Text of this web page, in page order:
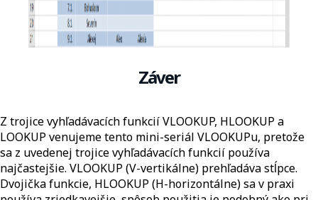
Záver
Z trojice vyhľadávacích funkcií VLOOKUP, HLOOKUP a
LOOKUP venujeme tento mini-seriál VLOOKUPu, pretože
sa z uvedenej trojice vyhľadávacích funkcií používa
najčastejšie. VLOOKUP (V-vertikálne) prehľadáva stĺpce.
Dvojička funkcie, HLOOKUP (H-horizontálne) sa v praxi